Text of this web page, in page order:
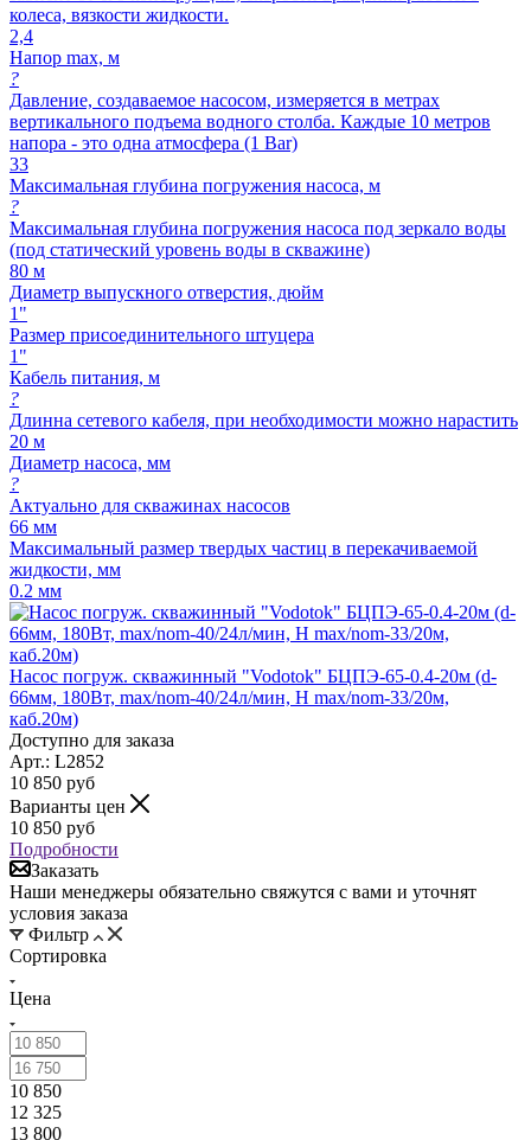
колеса, вязкости жидкости.
2,4
Напор max, м
?
Давление, создаваемое насосом, измеряется в метрах
вертикального подъема водного столба. Каждые 10 метров
напора - это одна атмосфера (1 Bar)
33
Максимальная глубина погружения насоса, м
?
Максимальная глубина погружения насоса под зеркало воды
(под статический уровень воды в скважине)
80 м
Диаметр выпускного отверстия, дюйм
1"
Размер присоединительного штуцера
1"
Кабель питания, м
?
Длинна сетевого кабеля, при необходимости можно нарастить
20 м
Диаметр насоса, мм
?
Актуально для скважинах насосов
66 мм
Максимальный размер твердых частиц в перекачиваемой
жидкости, мм
0.2 мм
Насос погруж. скважинный "Vodotok" БЦПЭ-65-0.4-20м (d-
66мм, 180Вт, max/nom-40/24л/мин, Н max/nom-33/20м,
каб.20м)
Доступно для заказа
Арт.: L2852
10 850 руб
Варианты цен
10 850 руб
Подробности
Заказать
Наши менеджеры обязательно свяжутся с вами и уточнят
условия заказа
Фильтр
Сортировка
Цена
10 850
12 325
13 800